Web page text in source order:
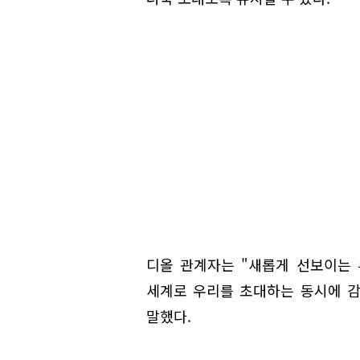
디올 관계자는 "새롭게 선보이
세계로 우리를 초대하는 동시에
말했다.